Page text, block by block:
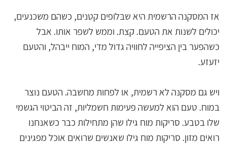
אז המסקנה הרשמית היא שבּלוֹפים קטנים, כשהם משכנעים,
יכולים לשנות את הטעם. קצת. וממש לשפר אותו. אבל
כשהפער בין הציפייה לחוויה גדול מדי, המוח ייבהל, והטעם
יזעזע.
ויש גם מסקנה לא רשמית, או לפחות מחשבה. הטעם נוצר
במוח. טעם הוא למעשה פעימות חשמליות, זה הביטוי הגשמי
שלו בטבע. סריקות מוח גילו שהן מתחילות כבר כשאנחנו
רואים מזון. סריקות מוח גילו שאנשים שרואים אוכל מפגינים